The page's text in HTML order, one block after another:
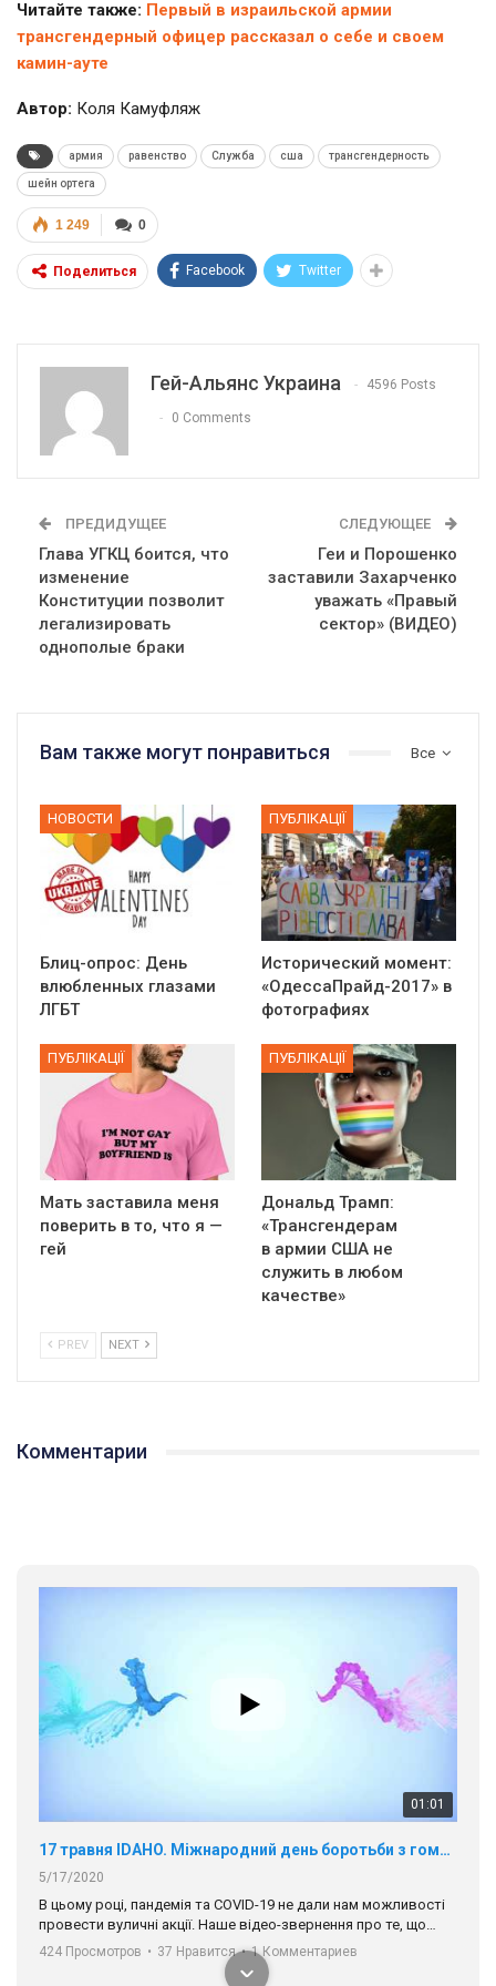
Читайте также: Первый в израильской армии
трансгендерный офицер рассказал о себе и своем
камин-ауте
Автор: Коля Камуфляж
армия равенство Служба сша трансгендерность
шейн ортега
0
1 249
Поделиться Facebook Twitter
Гей-Альянс Украина 4596 Posts
0 Comments
ПРЕДИДУЩЕЕ
Глава УГКЦ боится, что
изменение
Конституции позволит
легализировать
однополые браки
СЛЕДУЮЩЕЕ
Геи и Порошенко
заставили Захарченко
уважать «Правый
сектор» (ВИДЕО)
Все
Вам также могут понравиться
НОВОСТИ
Блиц-опрос: День
влюбленных глазами
ЛГБТ
ПУБЛІКАЦІЇ
Исторический момент:
«ОдессаПрайд-2017» в
фотографиях
ПУБЛІКАЦІЇ
Мать заставила меня
поверить в то, что я —
гей
ПУБЛІКАЦІЇ
Дональд Трамп:
«Трансгендерам
в армии США не
служить в любом
качестве»
PREV NEXT
Комментарии
5/17/2020
Разом наш голос лунає гучніше!
00:58
Зупинимо насильство проти ЛГБТ в Україні! Stop violence against LGBT in Ukraine!
6/30/2017
Емоційний та вражаючий промо-ролік на конкурс PACT, який
представляє програму "Гей-альянс Україна" з протидії
насильству проти ЛГБТ в Україні.
1.9K Просмотров 226 Нравится • 5 Комментариев